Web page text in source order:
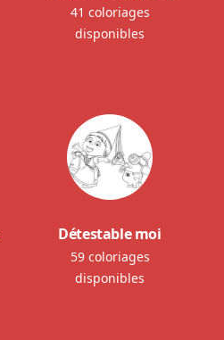
41 coloriages
disponibles
Détestable moi
59 coloriages
disponibles